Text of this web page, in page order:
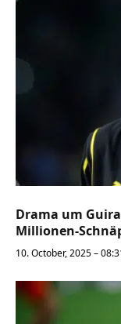
Drama um
Millionen-
10. October, 2025 –